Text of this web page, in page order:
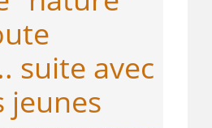
suite avec
jeunes